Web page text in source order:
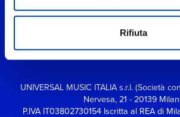
Rifiuta
UNIVERSAL MUSIC ITALIA s.r.l. (Società
Nervesa, 21 - 20139
P.IVA IT03802730154 Iscritta al REA di